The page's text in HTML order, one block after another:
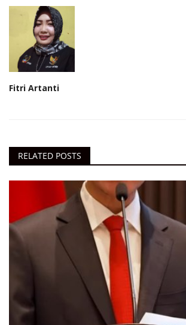
Fitri Artanti
RELATED POSTS